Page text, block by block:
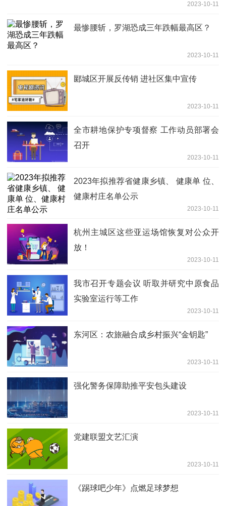
2023-10-11
最惨腰斩，罗湖恐成三年跌幅最高区？
2023-10-11
郾城区开展反传销 进社区集中宣传
2023-10-11
全市耕地保护专项督察 工作动员部署会
召开
2023-10-11
2023年拟推荐省健康乡镇、 健康单 位、
健康村庄名单公示
2023-10-11
杭州主城区这些亚运场馆恢复对公众开
放！
2023-10-11
我市召开专题会议 听取并研究中原食品
实验室运行等工作
2023-10-11
东河区：农旅融合成乡村振兴“金钥匙”
2023-10-11
强化警务保障助推平安包头建设
2023-10-11
党建联盟文艺汇演
2023-10-11
《踢球吧少年》点燃足球梦想